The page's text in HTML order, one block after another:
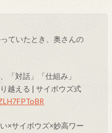
ていたとき、奥さんの
「対話」「仕組み」
越える | サイボウズ式
×サイボウズ×妙高ワー